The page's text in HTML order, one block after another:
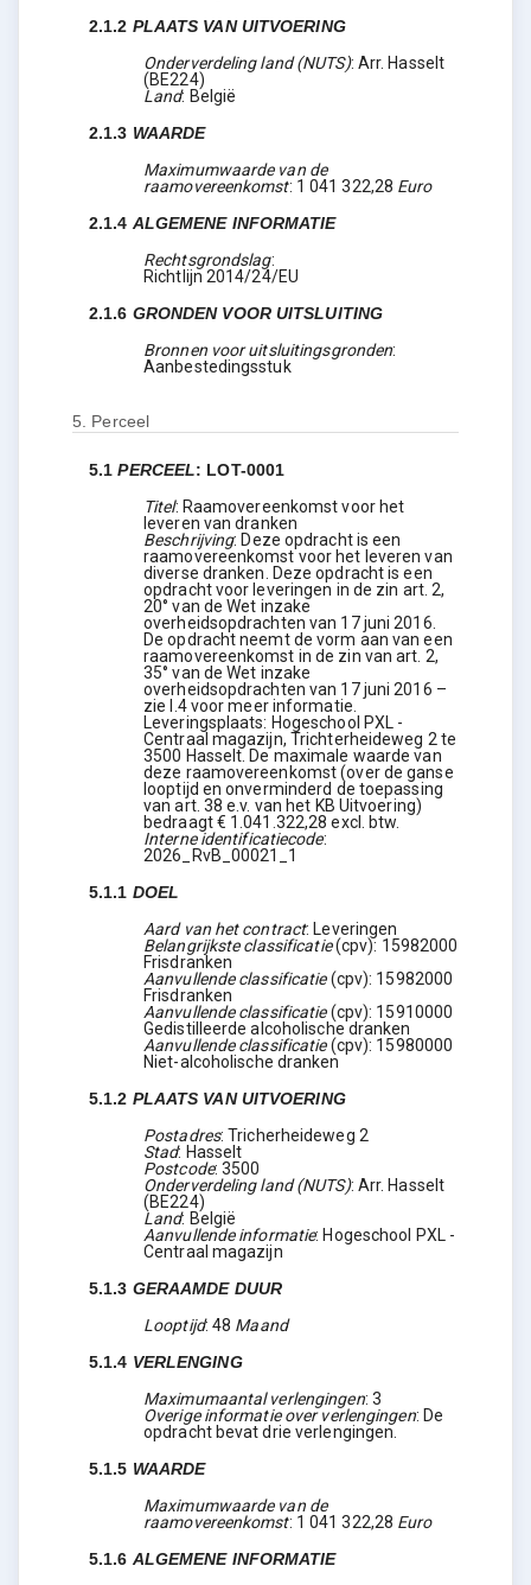
2.1.2 PLAATS VAN UITVOERING
Onderverdeling land (NUTS): Arr. Hasselt
(BE224)
Land: België
2.1.3 WAARDE
Maximumwaarde van de
raamovereenkomst: 1 041 322,28 Euro
2.1.4 ALGEMENE INFORMATIE
Rechtsgrondslag:
Richtlijn 2014/24/EU
2.1.6 GRONDEN VOOR UITSLUITING
Bronnen voor uitsluitingsgronden:
Aanbestedingsstuk
5. Perceel
5.1PERCEEL: LOT-0001
Titel: Raamovereenkomst voor het
leveren van dranken
Beschrijving: Deze opdracht is een
raamovereenkomst voor het leveren van
diverse dranken. Deze opdracht is een
opdracht voor leveringen in de zin art. 2,
20° van de Wet inzake
overheidsopdrachten van 17 juni 2016.
De opdracht neemt de vorm aan van een
raamovereenkomst in de zin van art. 2,
35° van de Wet inzake
overheidsopdrachten van 17 juni 2016 –
zie I.4 voor meer informatie.
Leveringsplaats: Hogeschool PXL -
Centraal magazijn, Trichterheideweg 2 te
3500 Hasselt. De maximale waarde van
deze raamovereenkomst (over de ganse
looptijd en onverminderd de toepassing
van art. 38 e.v. van het KB Uitvoering)
bedraagt € 1.041.322,28 excl. btw.
Interne identificatiecode:
2026_RvB_00021_1
5.1.1 DOEL
Aard van het contract: Leveringen
Belangrijkste classificatie (cpv): 15982000
Frisdranken
Aanvullende classificatie (cpv): 15982000
Frisdranken
Aanvullende classificatie (cpv): 15910000
Gedistilleerde alcoholische dranken
Aanvullende classificatie (cpv): 15980000
Niet-alcoholische dranken
5.1.2 PLAATS VAN UITVOERING
Postadres:Tricherheideweg 2
Stad: Hasselt
Postcode:3500
Onderverdeling land (NUTS): Arr. Hasselt
(BE224)
Land: België
Aanvullende informatie: Hogeschool PXL -
Centraal magazijn
5.1.3 GERAAMDE DUUR
Looptijd:48 Maand
5.1.4 VERLENGING
Maximumaantal verlengingen: 3
Overige informatie over verlengingen: De
opdracht bevat drie verlengingen.
5.1.5 WAARDE
Maximumwaarde van de
raamovereenkomst: 1 041 322,28 Euro
5.1.6 ALGEMENE INFORMATIE